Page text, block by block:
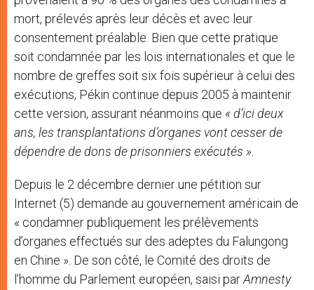
mort, prélevés après leur décès et avec leur
consentement préalable. Bien que cette pratique
soit condamnée par les lois internationales et que le
nombre de greffes soit six fois supérieur à celui des
exécutions, Pékin continue depuis 2005 à maintenir
cette version, assurant néanmoins que « d’ici deux
ans, les transplantations d’organes vont cesser de
dépendre de dons de prisonniers exécutés »
Depuis le 2 décembre dernier une pétition sur
Internet (5) demande au gouvernement américain de
« condamner publiquement les prélèvements
d’organes effectués sur des adeptes du Falungong
en Chine ». De son côté, le Comité des droits de
l’homme du Parlement européen, saisi parAmnesty